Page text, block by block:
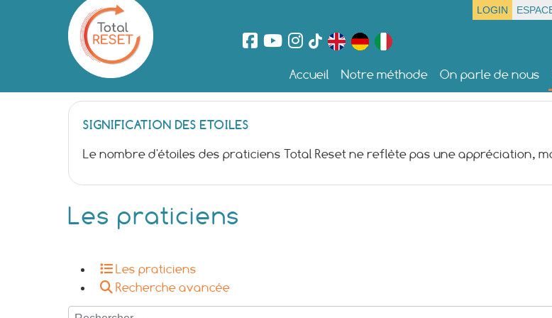
LOGIN
Accueil Notre méthode On parle de nous
SIGNIFICATION DES ETOILES
Le nombre d'étoiles des praticiens Total Reset ne reflète pas une appréciation,
Les praticiens
Les praticiens
Recherche avancée